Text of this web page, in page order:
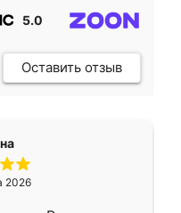
5.0
Оставить отзыв
2026